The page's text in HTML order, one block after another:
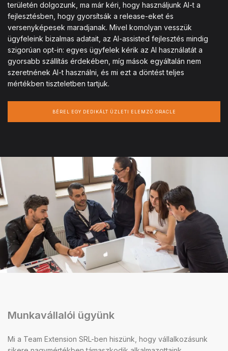
területén dolgozunk, ma már kéri, hogy használjunk AI-t a
fejlesztésben, hogy gyorsítsák a release-eket és
versenyképesek maradjanak. Mivel komolyan vesszük
ügyfeleink bizalmas adatait, az AI-assisted fejlesztés mindig
szigorúan opt-in: egyes ügyfelek kérik az AI használatát a
gyorsabb szállítás érdekében, míg mások egyáltalán nem
szeretnének AI-t használni, és mi ezt a döntést teljes
mértékben tiszteletben tartjuk.
BÉREL EGY DEDIKÁLT ÜZLETI ELEMZŐ ORACLE
Munkavállalói ügyünk
Mi a Team Extension SRL-ben hiszünk, hogy vállalkozásunk